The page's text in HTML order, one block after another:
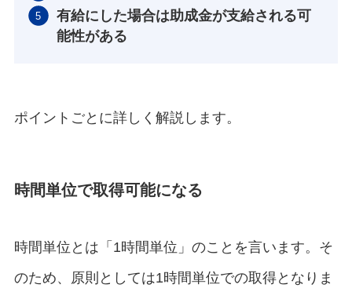
有給にした場合は助成金が支給される可
能性がある
ポイントごとに詳しく解説します。
時間単位で取得可能になる
時間単位とは「1時間単位」のことを言います。そ
のため、原則としては1時間単位での取得となりま